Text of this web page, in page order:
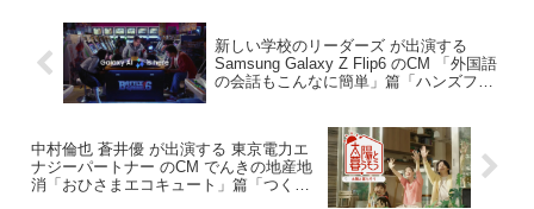
新しい学校のリーダーズ が出演する
Samsung Galaxy Z Flip6 のCM 「外国語
の会話もこんなに簡単」篇「ハンズフリ
中村倫也 蒼井優 が出演する 東京電力エ
ナジーパートナー のCM でんきの地産地
消「おひさまエコキュート」篇「つく